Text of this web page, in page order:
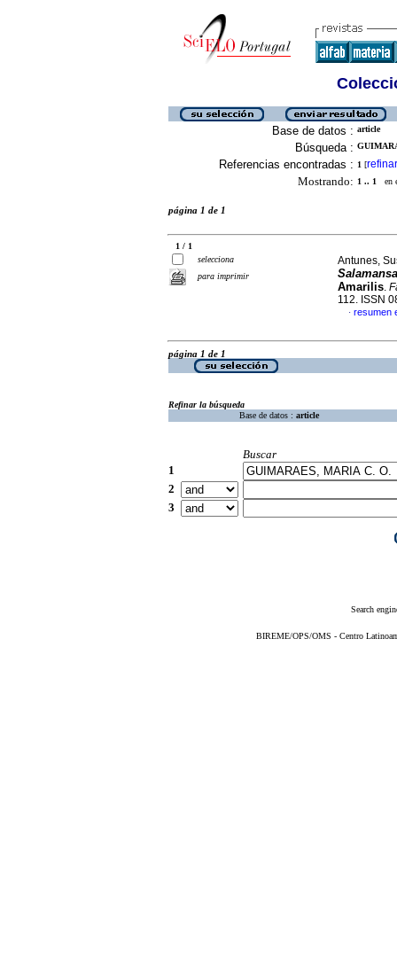
Base de datos : article
Búsqueda :
Referencias encontradas : 1 [refinar
Mostrando: 1 .. 1 en
página 1 de 1
1 / 1
selecciona
para imprimir
Antunes,
Salamansa
Amarilis.
112. ISSN
· resumen
página 1 de 1
Refinar la búsqueda
Base de datos : article
Buscar
1
2
3
Search
BIREME/OPS/OMS - Centro